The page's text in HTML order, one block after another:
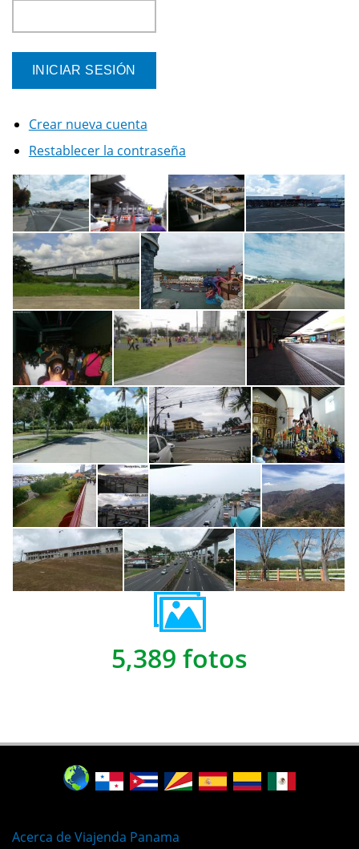
Crear nueva cuenta
Restablecer la contraseña
5,389 fotos
Acerca de Viajenda Panama